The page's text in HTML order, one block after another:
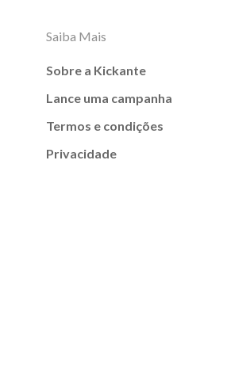
Saiba Mais
Sobre a Kickante
Lance uma campanha
Termos e condições
Privacidade